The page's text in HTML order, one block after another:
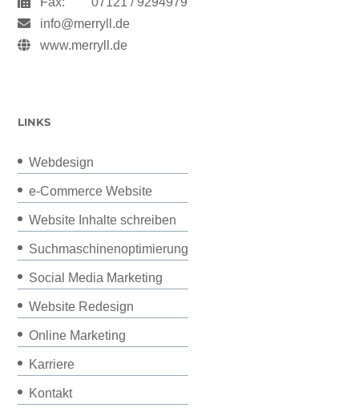
info@merryll.de
www.merryll.de
LINKS
Webdesign
e-Commerce Website
Website Inhalte schreiben
Suchmaschinenoptimierung
Social Media Marketing
Website Redesign
Online Marketing
Karriere
Kontakt